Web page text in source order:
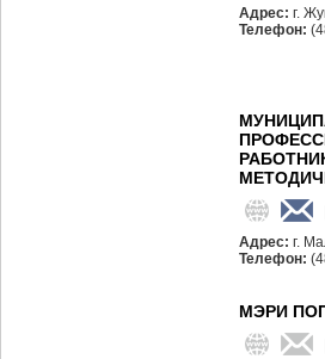
Адрес: г.
Телефон:
Адрес: г.
Телефон:
МЭРИ